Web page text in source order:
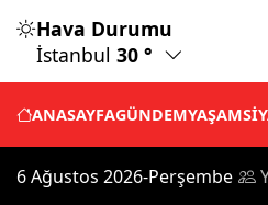
Hava Durumu
İstanbul 30 °
ANASAYFAGÜNDEMYAŞAM
6 Ağustos 2026-Perşembe